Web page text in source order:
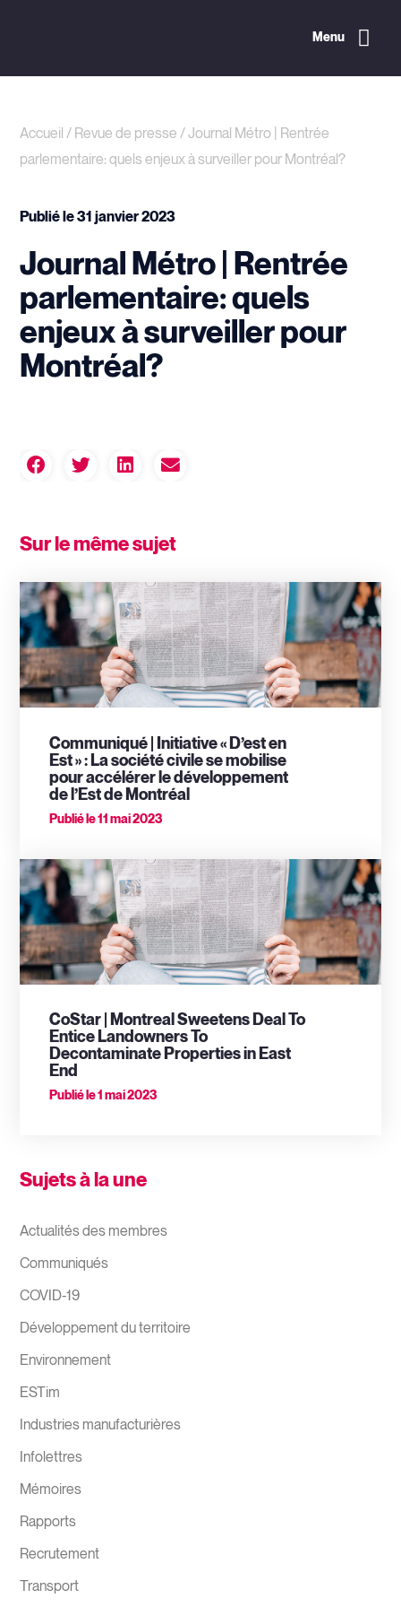
Menu
Accueil / Revue de presse /Journal Métro | Rentrée
parlementaire: quels enjeux à surveiller pour Montréal?
Publié le31 janvier 2023
Journal Métro | Rentrée
parlementaire: quels
enjeux à surveiller pour
Montréal?
Sur le même sujet
Communiqué | Initiative « D’est en
Est » : La société civile se mobilise
pour accélérer le développement
de l’Est de Montréal
Publié le11 mai 2023
CoStar | Montreal Sweetens Deal To
Entice Landowners To
Decontaminate Properties in East
End
Publié le1 mai 2023
Sujets à la une
Actualités des membres
Communiqués
COVID-19
Développement du territoire
Environnement
ESTim
Industries manufacturières
Infolettres
Mémoires
Rapports
Recrutement
Transport